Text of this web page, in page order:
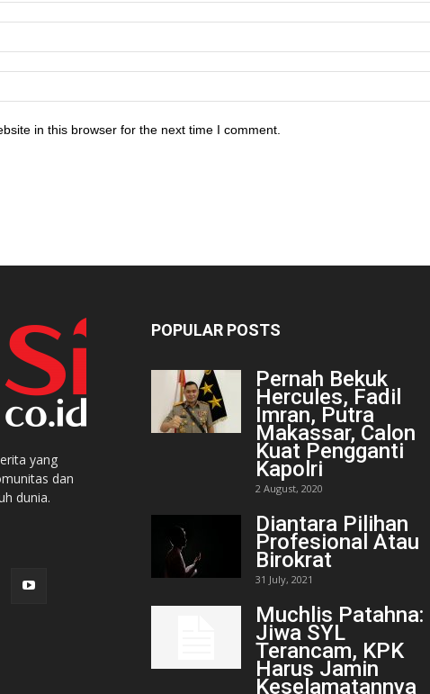
in this browser for the next time I comment.
yang
dan
dunia.
POPULAR POSTS
Pernah Bekuk
Hercules, Fadil
Imran, Putra
Makassar, Calon
Kuat Pengganti
Kapolri
2 August, 2020
Diantara Pilihan
Profesional Atau
Birokrat
31 July, 2021
Muchlis Patahna:
Jiwa SYL
Terancam, KPK
Harus Jamin
Keselamatannya